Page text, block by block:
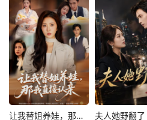
让我替姐养娃，那我直接认亲 夫人她野翻了